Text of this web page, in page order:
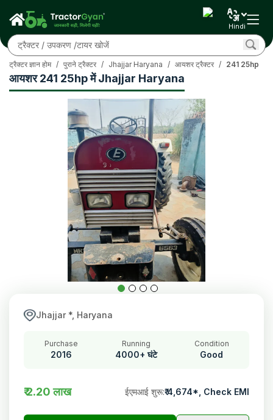
Hindi
आयशर 241 25hp में Jhajjar Haryana
ट्रैक्टर ज्ञान होम / पुराने ट्रैक्टर / Jhajjar Haryana / आयशर ट्रैक्टर / 241 25hp
Jhajjar *, Haryana
Purchase
2016
Running
4000+ घंटे
Condition
Good
₹ 2.20 लाख ईएमआई शुरू:₹4,674*, Check EMI